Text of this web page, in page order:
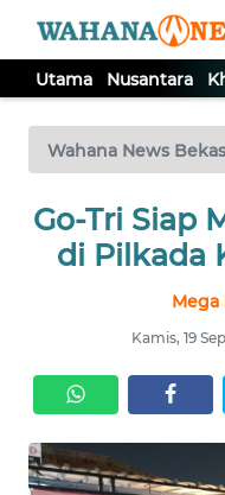
Utama Nusantara
Wahana News
Go-Tri Siap
di Pilkada
Mega
Kamis, 19
TV
Tutup
UTAMA
SERBA-
SERBI